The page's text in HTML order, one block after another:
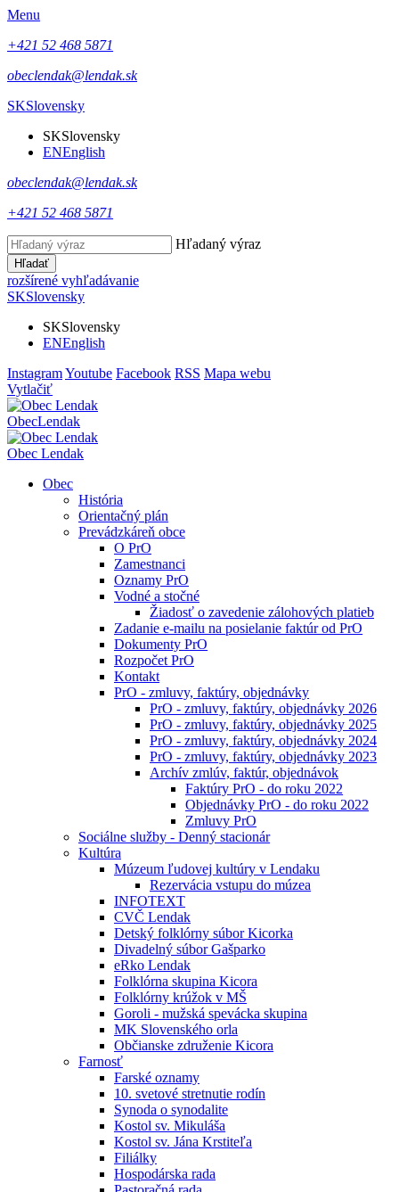
Menu
+421 52 468 5871
obeclendak@lendak.sk
SKSlovensky
SKSlovensky
ENEnglish
obeclendak@lendak.sk
+421 52 468 5871
Hľadaný výraz
Hľadať
rozšírené vyhľadávanie
SKSlovensky
SKSlovensky
ENEnglish
InstagramYoutube Facebook RSS Mapa webu
Vytlačiť
ObecLendak
Obec Lendak
Obec
História
Orientačný plán
Prevádzkáreň obce
O PrO
Zamestnanci
Oznamy PrO
Vodné a stočné
Žiadosť o zavedenie zálohových platieb
Zadanie e-mailu na posielanie faktúr od PrO
Dokumenty PrO
Rozpočet PrO
Kontakt
PrO - zmluvy, faktúry, objednávky
PrO - zmluvy, faktúry, objednávky 2026
PrO - zmluvy, faktúry, objednávky 2025
PrO - zmluvy, faktúry, objednávky 2024
PrO - zmluvy, faktúry, objednávky 2023
Archív zmlúv, faktúr, objednávok
Faktúry PrO - do roku 2022
Objednávky PrO - do roku 2022
Zmluvy PrO
Sociálne služby - Denný stacionár
Kultúra
Múzeum ľudovej kultúry v Lendaku
Rezervácia vstupu do múzea
INFOTEXT
CVČ Lendak
Detský folklórny súbor Kicorka
Divadelný súbor Gašparko
eRko Lendak
Folklórna skupina Kicora
Folklórny krúžok v MŠ
Goroli - mužská spevácka skupina
MK Slovenského orla
Občianske združenie Kicora
Farnosť
Farské oznamy
10. svetové stretnutie rodín
Synoda o synodalite
Kostol sv. Mikuláša
Kostol sv. Jána Krstiteľa
Filiálky
Hospodárska rada